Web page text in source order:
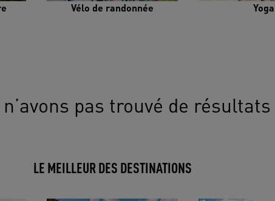
Vélo de randonnée Yoga
pas trouvé de résultats
LE MEILLEUR DES DESTINATIONS